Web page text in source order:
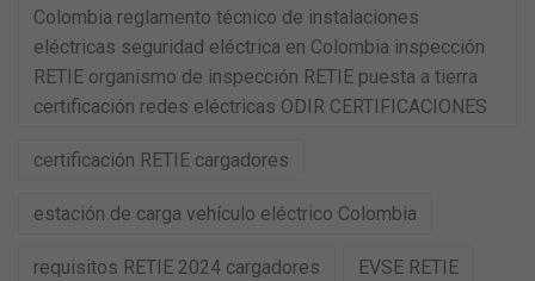
Colombia reglamento técnico de instalaciones
eléctricas seguridad eléctrica en Colombia inspección
RETIE organismo de inspección RETIE puesta a tierra
certificación redes eléctricas ODIR CERTIFICACIONES
certificación RETIE cargadores
estación de carga vehículo eléctrico Colombia
requisitos RETIE 2024 cargadores EVSE RETIE